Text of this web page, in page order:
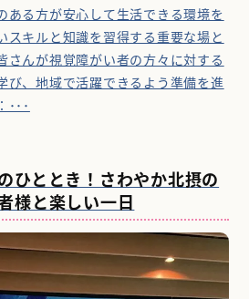
ある方が安心して生活できる環境を
スキルと知識を習得する重要な場と
さんが視覚障がい者の方々に対する
び、地域で活躍できるよう準備を進
･･･
ひととき！さわやか北摂の
様と楽しい一日